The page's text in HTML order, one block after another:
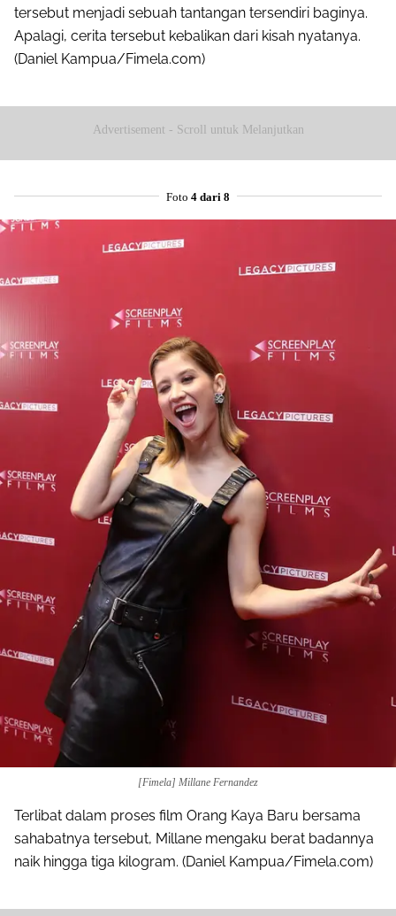
tersebut menjadi sebuah tantangan tersendiri baginya.
Apalagi, cerita tersebut kebalikan dari kisah nyatanya.
(Daniel Kampua/Fimela.com)
Advertisement - Scroll untuk Melanjutkan
Foto 4 dari 8
[Fimela] Millane Fernandez
Terlibat dalam proses film Orang Kaya Baru bersama
sahabatnya tersebut, Millane mengaku berat badannya
naik hingga tiga kilogram. (Daniel Kampua/Fimela.com)